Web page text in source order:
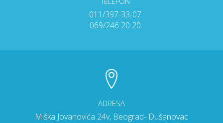
011/397-33-07
069/246 20 20
ADRESA
Miška Jovanovića 24v, Beograd- Dušanovac